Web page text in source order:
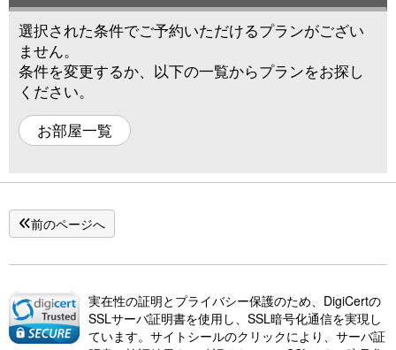
選択された条件でご予約いただけるプランがござい
ません。
条件を変更するか、以下の一覧からプランをお探し
ください。
お部屋一覧
前のページへ
実在性の証明とプライバシー保護のため、DigiCertの
SSLサーバ証明書を使用し、SSL暗号化通信を実現し
ています。サイトシールのクリックにより、サーバ証